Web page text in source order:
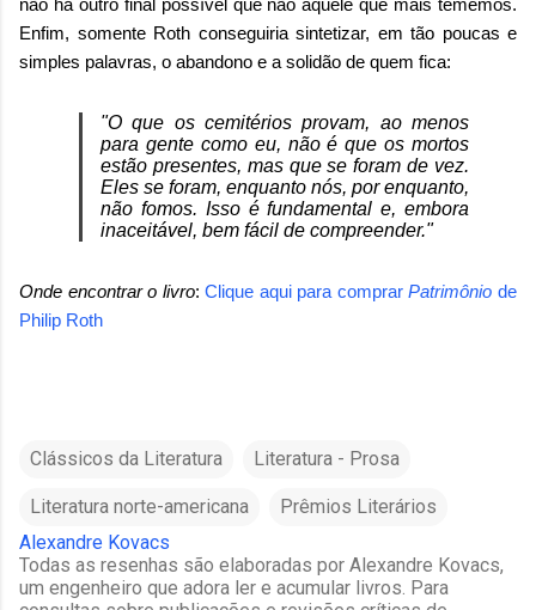
Enfim, somente Roth conseguiria sintetizar, em tão poucas e
simples palavras, o abandono e a solidão de quem fica:
"O que os cemitérios provam, ao menos
para gente como eu, não é que os mortos
estão presentes, mas que se foram de vez.
Eles se foram, enquanto nós, por enquanto,
não fomos. Isso é fundamental e, embora
inaceitável, bem fácil de compreender."
Onde encontrar o livro:Clique aqui para comprarPatrimônio de
Philip Roth
Clássicos da Literatura Literatura - Prosa
Literatura norte-americana
Prêmios Literários
Alexandre Kovacs
Todas as resenhas são elaboradas por Alexandre Kovacs,
um engenheiro que adora ler e acumular livros. Para